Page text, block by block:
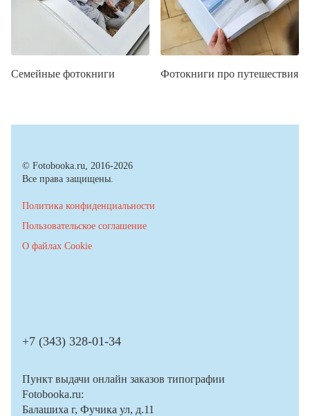
Семейные фотокниги Фотокниги про путешествия
© Fotobooka.ru, 2016-2026
Все права защищены.
Политика конфиденциальности
Пользовательское соглашение
О файлах Cookie
+7 (343) 328-01-34
Пункт выдачи онлайн заказов типографии
Fotobooka.ru:
Балашиха г, Фучика ул, д.11